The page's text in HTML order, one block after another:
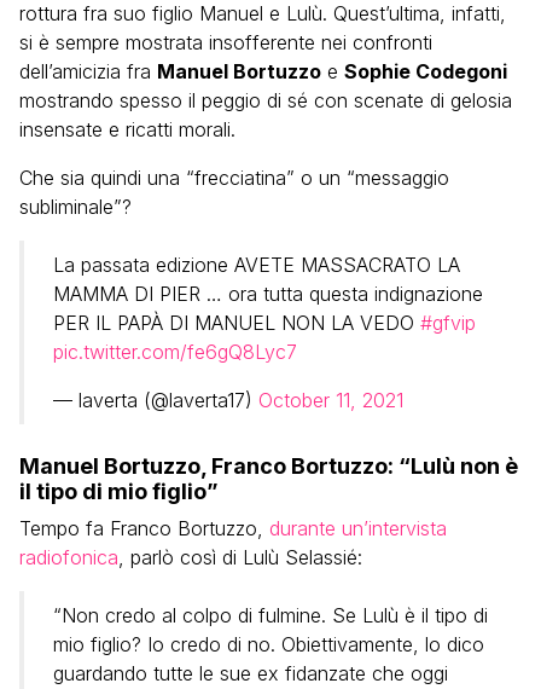
rottura fra suo figlio Manuel e Lulù. Quest’ultima, infatti,
si è sempre mostrata insofferente nei confronti
dell’amicizia fra Manuel Bortuzzo e Sophie Codegoni
mostrando spesso il peggio di sé con scenate di gelosia
insensate e ricatti morali.
Che sia quindi una “frecciatina” o un “messaggio
subliminale”?
La passata edizione AVETE MASSACRATO LA
MAMMA DI PIER … ora tutta questa indignazione
PER IL PAPÀ DI MANUEL NON LA VEDO #gfvip
pic.twitter.com/fe6gQ8Lyc7
— laverta (@laverta17) October 11, 2021
Manuel Bortuzzo, Franco Bortuzzo: “Lulù non è
il tipo di mio figlio”
Tempo fa Franco Bortuzzo, durante un’intervista
radiofonica, parlò così di Lulù Selassié:
“Non credo al colpo di fulmine. Se Lulù è il tipo di
mio figlio? Io credo di no. Obiettivamente, lo dico
guardando tutte le sue ex fidanzate che oggi